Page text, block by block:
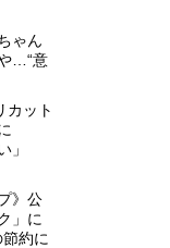
ゃん
…“意
カット
」
》公
」に
約に